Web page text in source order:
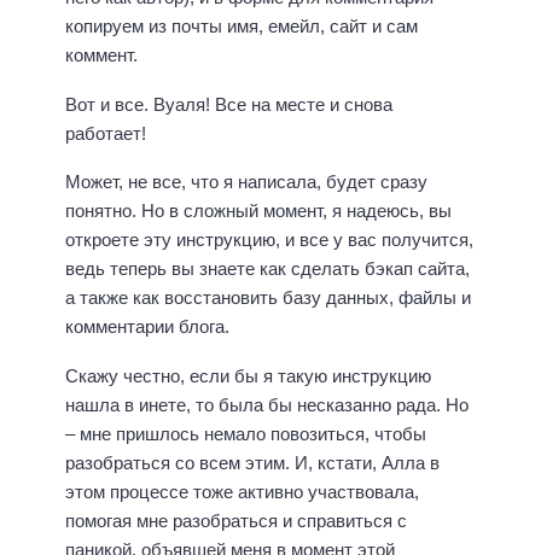
копируем из почты имя, емейл, сайт и сам
коммент.
Вот и все. Вуаля! Все на месте и снова
работает!
Может, не все, что я написала, будет сразу
понятно. Но в сложный момент, я надеюсь, вы
откроете эту инструкцию, и все у вас получится,
ведь теперь вы знаете как сделать бэкап сайта,
а также как восстановить базу данных, файлы и
комментарии блога.
Скажу честно, если бы я такую инструкцию
нашла в инете, то была бы несказанно рада. Но
– мне пришлось немало повозиться, чтобы
разобраться со всем этим. И, кстати, Алла в
этом процессе тоже активно участвовала,
помогая мне разобраться и справиться с
паникой, объявшей меня в момент этой